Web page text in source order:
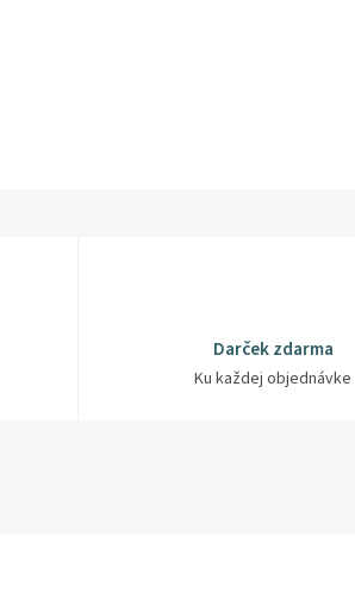
Darček zdarma
Ku každej objednávke